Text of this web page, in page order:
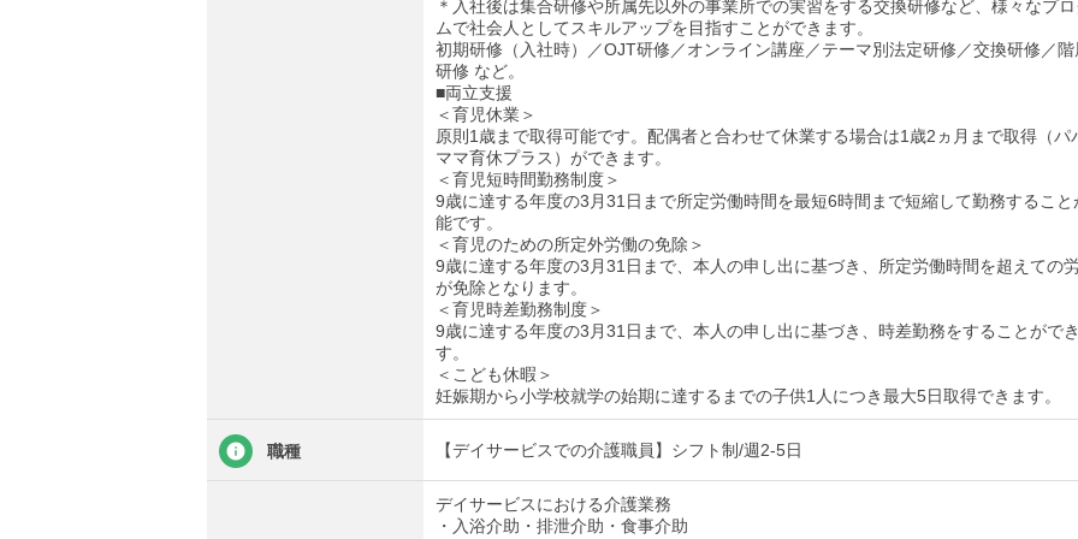
＊入社後は集合研修や所属先以外の事業所での実習をする交換研修など、様々なプロ
ムで社会人としてスキルアップを目指すことができます。
初期研修（入社時）／OJT研修／オンライン講座／テーマ別法定研修／交換研修／階
研修 など。
■両立支援
＜育児休業＞
原則1歳まで取得可能です。配偶者と合わせて休業する場合は1歳2ヵ月まで取得（パ
ママ育休プラス）ができます。
＜育児短時間勤務制度＞
9歳に達する年度の3月31日まで所定労働時間を最短6時間まで短縮して勤務すること
能です。
＜育児のための所定外労働の免除＞
9歳に達する年度の3月31日まで、本人の申し出に基づき、所定労働時間を超えての
が免除となります。
＜育児時差勤務制度＞
9歳に達する年度の3月31日まで、本人の申し出に基づき、時差勤務をすることがで
す。
＜こども休暇＞
妊娠期から小学校就学の始期に達するまでの子供1人につき最大5日取得できます。
職種 【デイサービスでの介護職員】シフト制/週2-5日
デイサービスにおける介護業務
・入浴介助・排泄介助・食事介助